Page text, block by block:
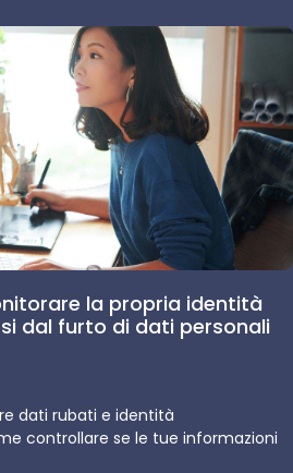
la propria identità
dal furto di dati personali
dati rubati e identità
controllare se le tue informazioni